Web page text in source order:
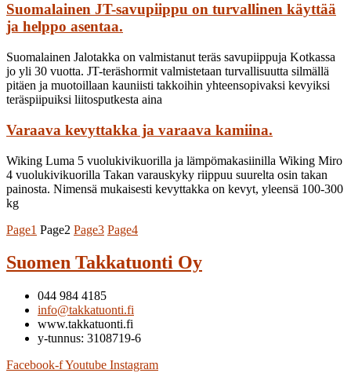
Suomalainen JT-savupiippu on turvallinen käyttää
ja helppo asentaa.
Suomalainen Jalotakka on valmistanut teräs savupiippuja Kotkassa
jo yli 30 vuotta. JT-teräshormit valmistetaan turvallisuutta silmällä
pitäen ja muotoillaan kauniisti takkoihin yhteensopivaksi kevyiksi
teräspiipuiksi liitosputkesta aina
Varaava kevyttakka ja varaava kamiina.
Wiking Luma 5 vuolukivikuorilla ja lämpömakasiinilla Wiking Miro
4 vuolukivikuorilla Takan varauskyky riippuu suurelta osin takan
painosta. Nimensä mukaisesti kevyttakka on kevyt, yleensä 100-300
kg
Page1 Page2 Page3 Page4
Suomen Takkatuonti Oy
044 984 4185
info@takkatuonti.fi
www.takkatuonti.fi
y-tunnus: 3108719-6
Facebook-fYoutube Instagram